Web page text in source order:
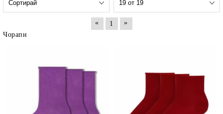
« 1
»
Чорапи